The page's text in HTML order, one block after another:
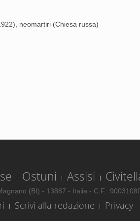
neomartiri (Chiesa russa)
Ostuni Assisi
(BI) - 13887 - Italia - C.F.:
Scrivi alla redazione Privacy